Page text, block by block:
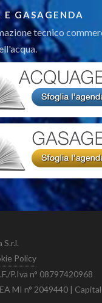
GASAGENDA
tecnico
Policy
P.Iva n° 08797420968
MI n° 2049440 |